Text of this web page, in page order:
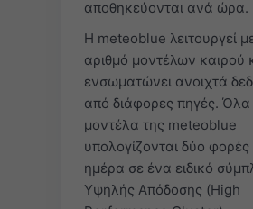
αποθηκεύονται ανά ώρα.
Η meteoblue λειτουργεί
αριθμό μοντέλων καιρού
ενσωματώνει ανοιχτά
από διάφορες πηγές. Όλα
μοντέλα της meteoblue
υπολογίζονται δύο φορές
ημέρα σε ένα ειδικό
Υψηλής Απόδοσης (High